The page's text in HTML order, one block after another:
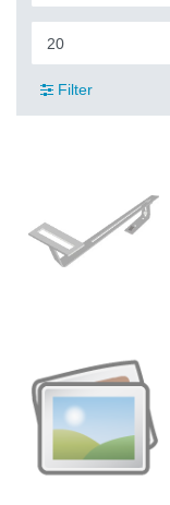
Filter